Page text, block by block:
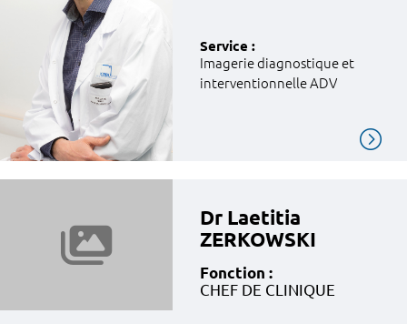
Service :
Imagerie diagnostique et
interventionnelle ADV
Dr Laetitia
ZERKOWSKI
Fonction :
CHEF DE CLINIQUE